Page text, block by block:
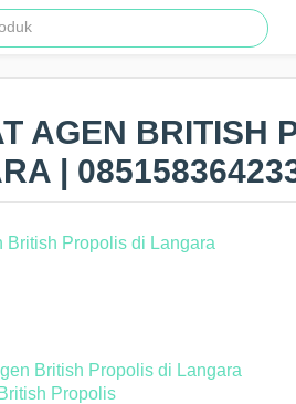
AGEN BRITISH
|
British Propolis di Langara
Propolis